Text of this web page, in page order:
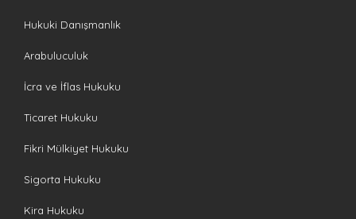
Hukuki Danışmanlık
Arabuluculuk
İcra ve İflas Hukuku
Ticaret Hukuku
Fikri Mülkiyet Hukuku
Sigorta Hukuku
Kira Hukuku